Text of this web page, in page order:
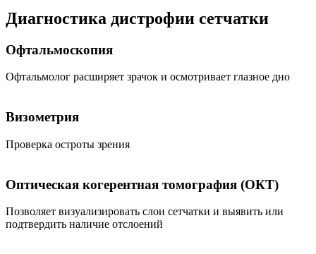
Диагностика дистрофии сетчатки
Офтальмоскопия
Офтальмолог расширяет зрачок и осмотривает глазное дно
Визометрия
Проверка остроты зрения
Оптическая когерентная томография (ОКТ)
Позволяет визуализировать слои сетчатки и выявить или
подтвердить наличие отслоений